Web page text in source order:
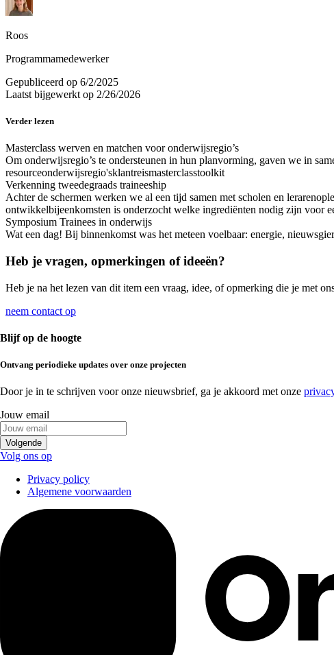
Roos
Programmamedewerker
Gepubliceerd op 6/2/2025
Laatst bijgewerkt op 2/26/2026
Verder lezen
Masterclass werven en matchen voor onderwijsregio’s
Om onderwijsregio’s te ondersteunen in hun planvorming, gaven we in
resourceonderwijsregio'sklantreismasterclasstoolkit
Verkenning tweedegraads traineeship
Achter de schermen werken we al een tijd samen met scholen en
ontwikkelbijeenkomsten is onderzocht welke ingrediënten nodig zijn voor
Symposium Trainees in onderwijs
Wat een dag! Bij binnenkomst was het meteen voelbaar: energie,
Heb je vragen, opmerkingen of ideeën?
Heb je na het lezen van dit item een vraag, idee, of opmerking die je met
neem contact op
Blijf op de hoogte
Ontvang periodieke updates over onze projecten
Door je in te schrijven voor onze nieuwsbrief, ga je akkoord met onze
Jouw email
Volgende
Volg ons op
Privacy policy
Algemene voorwaarden